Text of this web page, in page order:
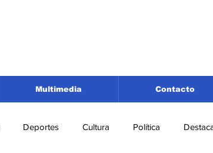
Multimedia Contacto
Deportes Cultura Política